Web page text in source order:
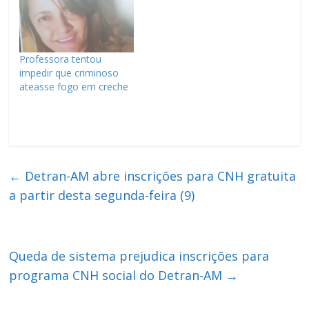
Professora tentou
impedir que criminoso
ateasse fogo em creche
← Detran-AM abre inscrições para CNH gratuita
a partir desta segunda-feira (9)
Queda de sistema prejudica inscrições para
programa CNH social do Detran-AM →